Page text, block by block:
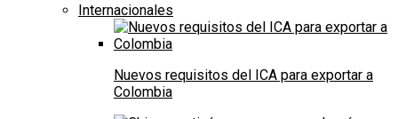
Internacionales
Nuevos requisitos del ICA para exportar a
Colombia